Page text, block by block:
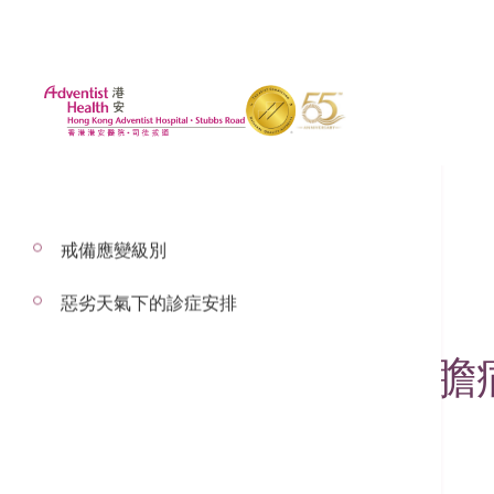
2025年3月27日
【外科服務】常見膽
戒備應變級別
惡劣天氣下的診症安排